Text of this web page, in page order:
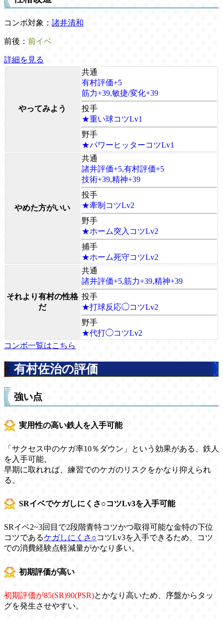
コンボ対象： 諸井清和
前後： 前イベ
詳細を見る
やってみよう
共通
有村評価+5
筋力+39,敏捷/変化+39
投手
★重い球コツLv1
野手
★パワーヒッターコツLv1
やめた方がいい
共通
諸井評価+5,有村評価+5
技術+39,精神+39
投手
★牽制コツLv2
野手
★ホーム突入コツLv2
捕手
★ホーム死守コツLv2
それより有村の性格
だ
共通
諸井評価+5,筋力+39,精神+39
投手
★打球反応◯コツLv2
野手
★代打◯コツLv2
コンボ一覧はこちら
有村佐治の評価
強い点
実用性の高い鉄人を入手可能
「サクセス中のケガ率10％ダウン」という効果がある、鉄人
を入手可能。
早期に取れれば、練習でのケガのリスクをかなり抑えられ
る。
SRイベでケガしにくさ○コツLv3を入手可能
SRイベ2~3回目で2段階青特コツかつ取得可能な金特の下位
コツであるケガしにくさ○コツLv3を入手できるため、コツ
での消費経験点軽減量がかなり多い。
初期評価が高い
初期評価が85(SR)90(PSR)とかなり高いため、序盤からタッ
グを発生させやすい。